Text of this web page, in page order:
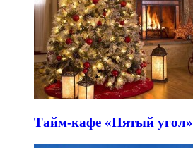
Тайм-кафе «Пятый угол»